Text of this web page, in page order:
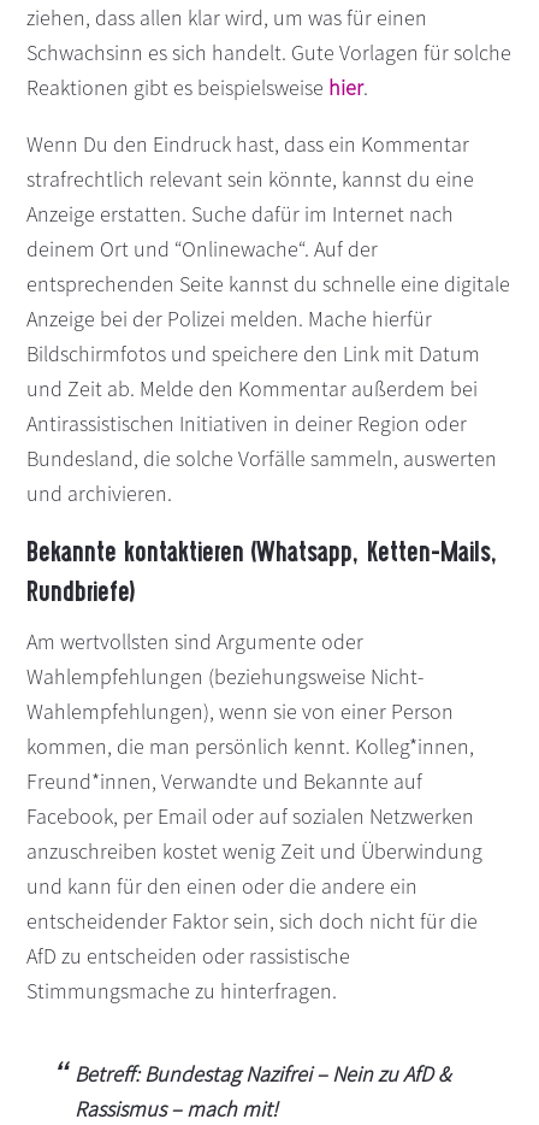
ziehen, dass allen klar wird, um was für einen
Schwachsinn es sich handelt. Gute Vorlagen für solche
Reaktionen gibt es beispielsweise hier.
Wenn Du den Eindruck hast, dass ein Kommentar
strafrechtlich relevant sein könnte, kannst du eine
Anzeige erstatten. Suche dafür im Internet nach
deinem Ort und “Onlinewache“. Auf der
entsprechenden Seite kannst du schnelle eine digitale
Anzeige bei der Polizei melden. Mache hierfür
Bildschirmfotos und speichere den Link mit Datum
und Zeit ab. Melde den Kommentar außerdem bei
Antirassistischen Initiativen in deiner Region oder
Bundesland, die solche Vorfälle sammeln, auswerten
und archivieren.
Bekannte kontaktieren (Whatsapp, Ketten-Mails,
Rundbriefe)
Am wertvollsten sind Argumente oder
Wahlempfehlungen (beziehungsweise Nicht-
Wahlempfehlungen), wenn sie von einer Person
kommen, die man persönlich kennt. Kolleg*innen,
Freund*innen, Verwandte und Bekannte auf
Facebook, per Email oder auf sozialen Netzwerken
anzuschreiben kostet wenig Zeit und Überwindung
und kann für den einen oder die andere ein
entscheidender Faktor sein, sich doch nicht für die
AfD zu entscheiden oder rassistische
Stimmungsmache zu hinterfragen.
Betreff: Bundestag Nazifrei – Nein zu AfD &
Rassismus – mach mit!